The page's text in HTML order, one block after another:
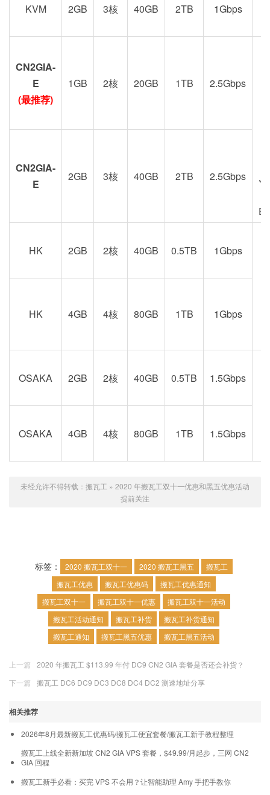
KVM 2GB 3核 40GB 2TB 1Gbps
CN2GIA-
E
(最推荐)
1GB 2核 20GB 1TB 2.5Gbps
CN2GIA-
E
2GB 3核 40GB 2TB 2.5Gbps
HK 2GB 2核 40GB 0.5TB 1Gbps
HK 4GB 4核 80GB 1TB 1Gbps
OSAKA 2GB 2核 40GB 0.5TB
1.5Gbps
OSAKA
4GB 4核 80GB 1TB 1.5Gbps
未经允许不得转载： 搬瓦工 » 2020 年搬瓦工双十一优惠和黑五优惠活动
提前关注
标签： 2020 搬瓦工双十一 2020 搬瓦工黑五
搬瓦工
搬瓦工优惠
搬瓦工优惠码
搬瓦工优惠通知
搬瓦工双十一
搬瓦工双十一优惠
搬瓦工双十一活动
搬瓦工活动通知
搬瓦工补货
搬瓦工补货通知
搬瓦工通知
搬瓦工黑五优惠 搬瓦工黑五活动
上一篇
2020 年搬瓦工 $113.99 年付 DC9 CN2 GIA 套餐是否还会补货？
下一篇
搬瓦工 DC6 DC9 DC3 DC8 DC4 DC2 测速地址分享
相关推荐
2026年8月最新搬瓦工优惠码/搬瓦工便宜套餐/搬瓦工新手教程整理
搬瓦工上线全新新加坡 CN2 GIA VPS 套餐，$49.99/月起步，三网 CN2
GIA 回程
搬瓦工新手必看：买完 VPS 不会用？让智能助理 Amy 手把手教你